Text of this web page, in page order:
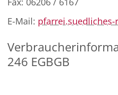
E-Mail:
246 EGBGB